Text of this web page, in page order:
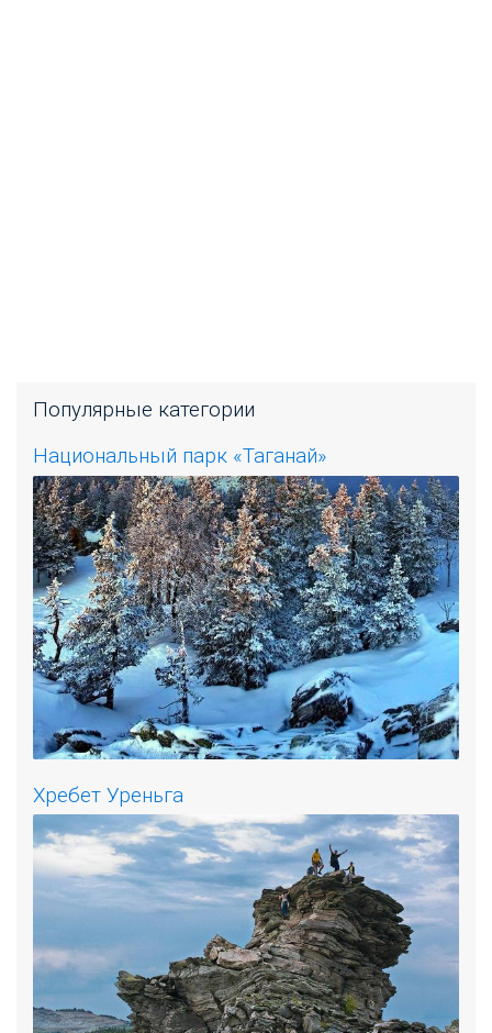
Популярные категории
Национальный парк «Таганай»
Хребет Уреньга